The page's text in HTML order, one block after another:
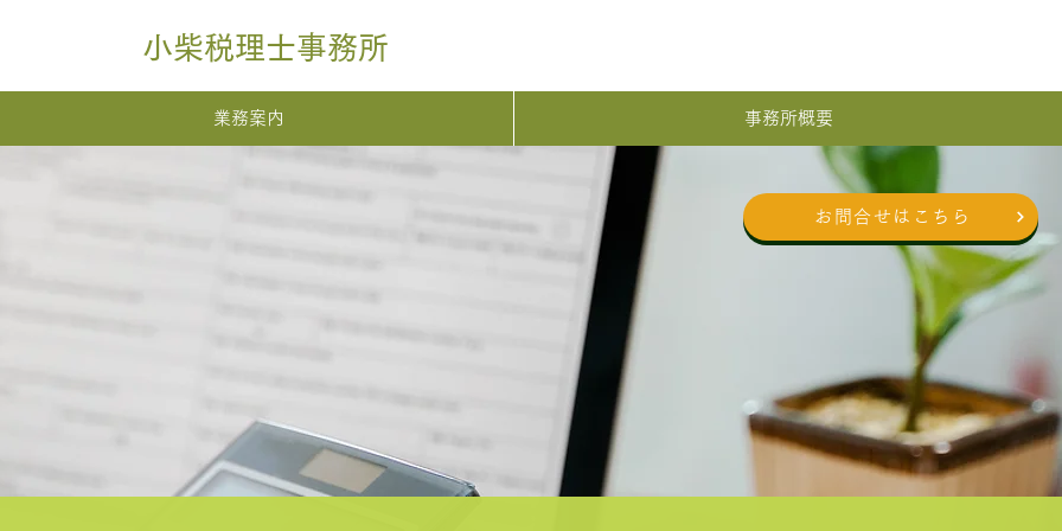
お問合せはこちら
小柴税理士事務所
業務案内 事務所概要